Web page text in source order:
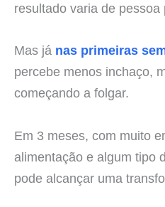
resultado varia de pessoa
Mas já nas primeiras
percebe menos inchaço,
começando a folgar.
Em 3 meses, com muito
alimentação e algum tipo
pode alcançar uma